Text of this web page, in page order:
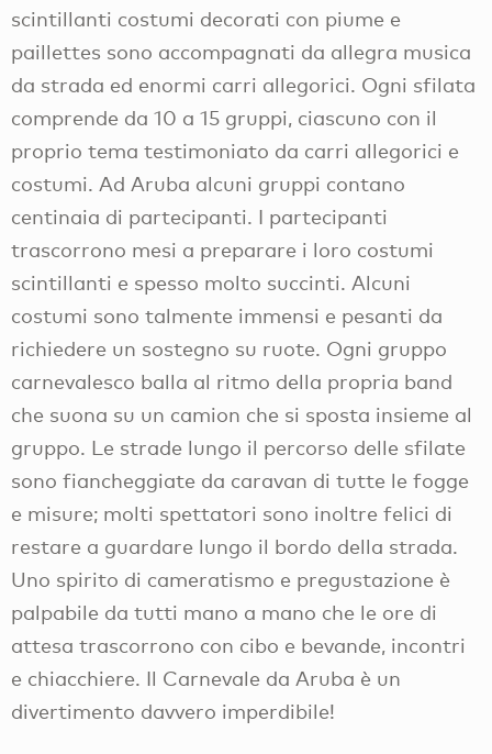
scintillanti costumi decorati con piume e
paillettes sono accompagnati da allegra musica
da strada ed enormi carri allegorici. Ogni sfilata
comprende da 10 a 15 gruppi, ciascuno con il
proprio tema testimoniato da carri allegorici e
costumi. Ad Aruba alcuni gruppi contano
centinaia di partecipanti. I partecipanti
trascorrono mesi a preparare i loro costumi
scintillanti e spesso molto succinti. Alcuni
costumi sono talmente immensi e pesanti da
richiedere un sostegno su ruote. Ogni gruppo
carnevalesco balla al ritmo della propria band
che suona su un camion che si sposta insieme al
gruppo. Le strade lungo il percorso delle sfilate
sono fiancheggiate da caravan di tutte le fogge
e misure; molti spettatori sono inoltre felici di
restare a guardare lungo il bordo della strada.
Uno spirito di cameratismo e pregustazione è
palpabile da tutti mano a mano che le ore di
attesa trascorrono con cibo e bevande, incontri
e chiacchiere. Il Carnevale da Aruba è un
divertimento davvero imperdibile!